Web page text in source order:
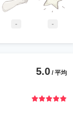
- -
5.0 / 平均